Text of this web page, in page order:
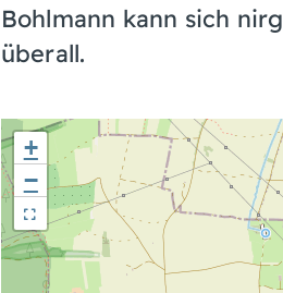
Bohlmann kann sich
überall.
+
−